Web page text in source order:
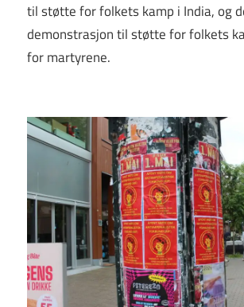
til støtte for folkets kamp i India, og
demonstrasjon til støtte for folkets
for martyrene.